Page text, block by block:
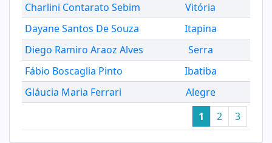
Charlini Contarato Sebim
Vitória
Dayane Santos De Souza
Itapina
Diego Ramiro Araoz Alves
Serra
Fábio Boscaglia Pinto
Ibatiba
Gláucia Maria Ferrari
Alegre
1
2 3